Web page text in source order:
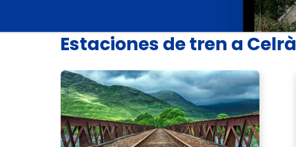
Estaciones de tren a Celrà